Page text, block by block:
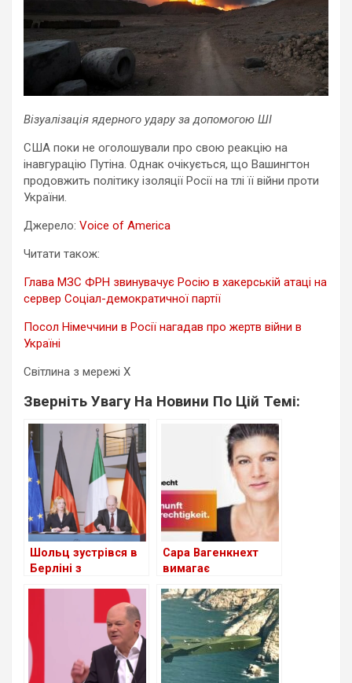
Візуалізація ядерного удару за допомогою ШІ
США поки не оголошували про свою реакцію на
інавгурацію Путіна. Однак очікується, що Вашингтон
продовжить політику ізоляції Росії на тлі її війни проти
України.
Джерело: Voice of America
Читати також:
Глава МЗС ФРН звинувачує Росію в хакерській атаці на
сервер Соціал-демократичної партії
Посол Німеччини в Росії нагадав про жертв війни в
Україні
Світлина з мережі X
Зверніть Увагу На Новини По Цій Темі:
Шольц зустрівся в
Берліні з
Сара Вагенкнехт
вимагає
виборів